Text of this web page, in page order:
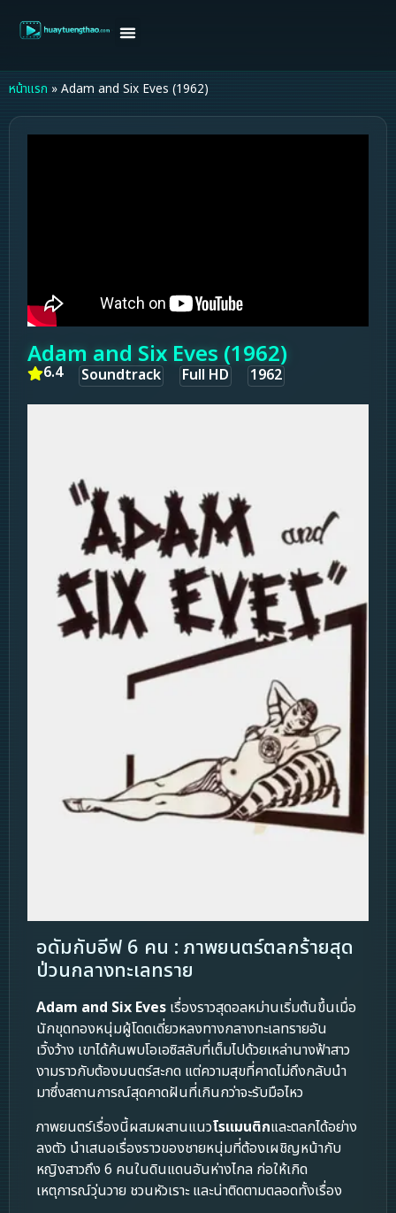
หน้าแรก » Adam and Six Eves (1962)
Adam and Six Eves (1962)
6.4 Soundtrack Full HD 1962
อดัมกับอีฟ 6 คน : ภาพยนตร์ตลกร้ายสุด
ป่วนกลางทะเลทราย
Adam and Six Eves เรื่องราวสุดอลหม่านเริ่มต้นขึ้นเมื่อ
นักขุดทองหนุ่มผู้โดดเดี่ยวหลงทางกลางทะเลทรายอัน
เวิ้งว้าง เขาได้ค้นพบโอเอซิสลับที่เต็มไปด้วยเหล่านางฟ้าสาว
งามราวกับต้องมนตร์สะกด แต่ความสุขที่คาดไม่ถึงกลับนำ
มาซึ่งสถานการณ์สุดคาดฝันที่เกินกว่าจะรับมือไหว
ภาพยนตร์เรื่องนี้ผสมผสานแนวโรแมนติกและตลกได้อย่าง
ลงตัว นำเสนอเรื่องราวของชายหนุ่มที่ต้องเผชิญหน้ากับ
หญิงสาวถึง 6 คนในดินแดนอันห่างไกล ก่อให้เกิด
เหตุการณ์วุ่นวาย ชวนหัวเราะ และน่าติดตามตลอดทั้งเรื่อง